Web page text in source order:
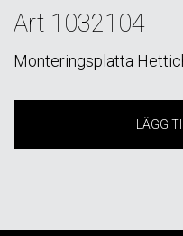
Art 1032104
Monteringsplatta
LÄGG